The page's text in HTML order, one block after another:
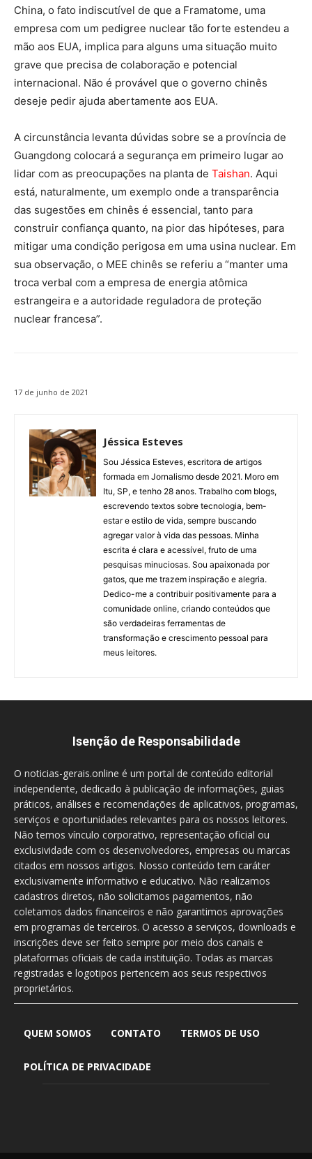
China, o fato indiscutível de que a Framatome, uma
empresa com um pedigree nuclear tão forte estendeu a
mão aos EUA, implica para alguns uma situação muito
grave que precisa de colaboração e potencial
internacional. Não é provável que o governo chinês
deseje pedir ajuda abertamente aos EUA.
A circunstância levanta dúvidas sobre se a província de
Guangdong colocará a segurança em primeiro lugar ao
lidar com as preocupações na planta de Taishan. Aqui
está, naturalmente, um exemplo onde a transparência
das sugestões em chinês é essencial, tanto para
construir confiança quanto, na pior das hipóteses, para
mitigar uma condição perigosa em uma usina nuclear. Em
sua observação, o MEE chinês se referiu a “manter uma
troca verbal com a empresa de energia atômica
estrangeira e a autoridade reguladora de proteção
nuclear francesa”.
17 de junho de 2021
Jéssica Esteves
Sou Jéssica Esteves, escritora de artigos
formada em Jornalismo desde 2021. Moro em
Itu, SP, e tenho 28 anos. Trabalho com blogs,
escrevendo textos sobre tecnologia, bem-
estar e estilo de vida, sempre buscando
agregar valor à vida das pessoas. Minha
escrita é clara e acessível, fruto de uma
pesquisas minuciosas. Sou apaixonada por
gatos, que me trazem inspiração e alegria.
Dedico-me a contribuir positivamente para a
comunidade online, criando conteúdos que
são verdadeiras ferramentas de
transformação e crescimento pessoal para
meus leitores.
Isenção de Responsabilidade
O noticias-gerais.online é um portal de conteúdo editorial
independente, dedicado à publicação de informações, guias
práticos, análises e recomendações de aplicativos, programas,
serviços e oportunidades relevantes para os nossos leitores.
Não temos vínculo corporativo, representação oficial ou
exclusividade com os desenvolvedores, empresas ou marcas
citados em nossos artigos. Nosso conteúdo tem caráter
exclusivamente informativo e educativo. Não realizamos
cadastros diretos, não solicitamos pagamentos, não
coletamos dados financeiros e não garantimos aprovações
em programas de terceiros. O acesso a serviços, downloads e
inscrições deve ser feito sempre por meio dos canais e
plataformas oficiais de cada instituição. Todas as marcas
registradas e logotipos pertencem aos seus respectivos
proprietários.
QUEM SOMOS CONTATO TERMOS DE USO
POLÍTICA DE PRIVACIDADE